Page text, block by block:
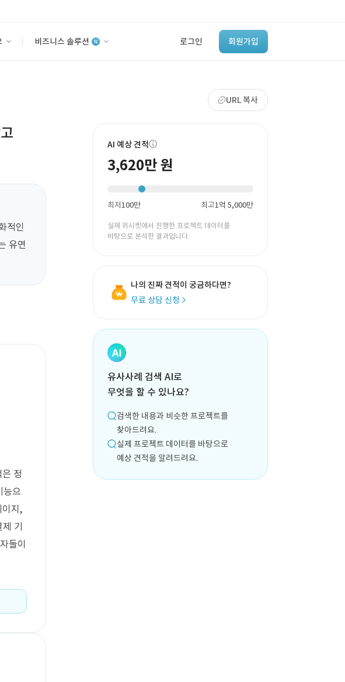
비즈니스 솔루션 로그인 회원가입
‘이런 거’ 만들어본
개발 회사 있어?
바로가기
URL 복사
적인
유연
정
능으
이지,
기
들이
AI 예상 견적
3,620만 원
최저100만 최고1억 5,000만
실제 위시켓에서 진행한 프로젝트 데이터를
바탕으로 분석한 결과입니다.
나의 진짜 견적이 궁금하다면?
무료 상담 신청
유사사례 검색 AI로
무엇을 할 수 있나요?
검색한 내용과 비슷한 프로젝트를
찾아드려요.
실제 프로젝트 데이터를 바탕으로
예상 견적을 알려드려요.